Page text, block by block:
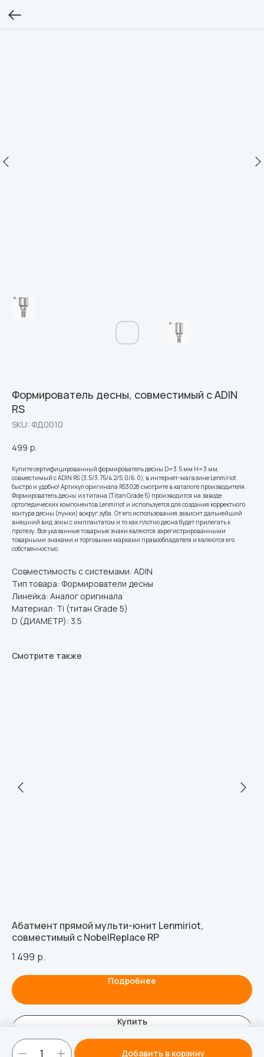
Формирователь десны, совместимый с ADIN
RS
SKU: ФД0010
499 р.
Добавить в корзину
Купите сертифицированный формирователь десны D=3.5 мм H=3 мм,
совместимый с ADIN RS (3.5/3.75/4.2/5.0/6.0), в интернет-магазине Lenmiriot
быстро и удобно! Артикул оригинала RS3028 смотрите в каталоге производителя.
Формирователь десны из титана (Titan Grade 5) производится на заводе
ортопедических компонентов Lenmiriot и используется для создания корректного
контура десны (лунки) вокруг зуба. От его использования зависит дальнейший
внешний вид зоны с имплантатом и то как плотно десна будет прилегать к
протезу. Все указанные товарные знаки являются зарегистрированными
товарными знаками и торговыми марками правообладателя и являются его
собственностью.
Совместимость с системами: ADIN
Тип товара: Формирователи десны
Линейка: Аналог оригинала
Материал: Ti (титан Grade 5)
D (ДИАМЕТР): 3.5
Смотрите также
Абатмент прямой мульти-юнит Lenmiriot,
совместимый с NobelReplace RP
1 499 р.
Подробнее
Купить